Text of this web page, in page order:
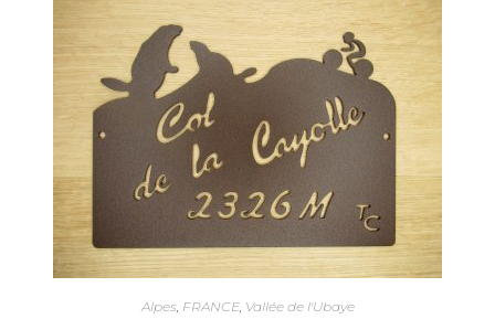
Alpes, FRANCE, Vallée de l'Ubaye